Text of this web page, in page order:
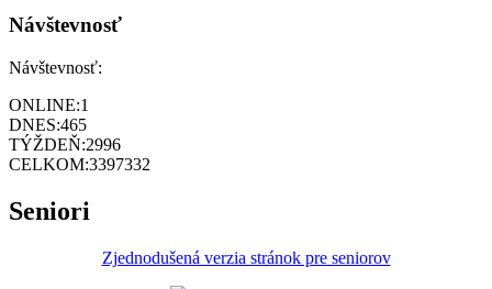
Návštevnosť
Návštevnosť:
ONLINE:1
DNES:465
TÝŽDEŇ:2996
CELKOM:3397332
Seniori
Zjednodušená verzia stránok pre seniorov